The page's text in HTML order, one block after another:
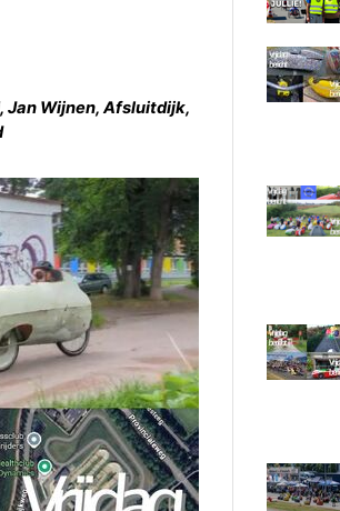
Lokale Fietsverenigingen
EHPVA & EuSupino 🡺
Jan Wijnen, Afsluitdijk,